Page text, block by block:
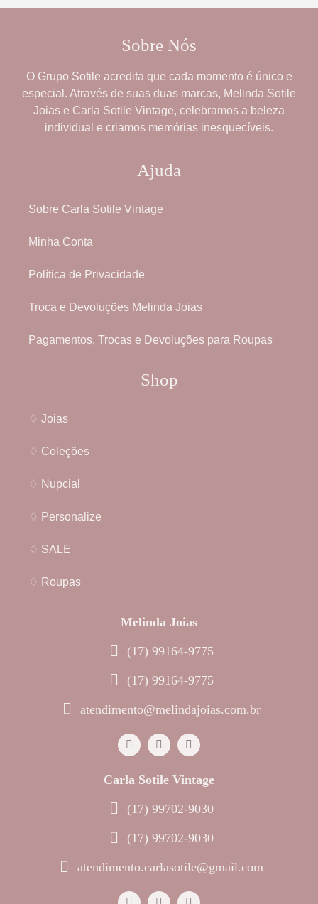
Sobre Nós
O Grupo Sotile acredita que cada momento é único e
especial. Através de suas duas marcas, Melinda Sotile
Joias e Carla Sotile Vintage, celebramos a beleza
individual e criamos memórias inesquecíveis.
Ajuda
Sobre Carla Sotile Vintage
Minha Conta
Política de Privacidade
Troca e Devoluções Melinda Joias
Pagamentos, Trocas e Devoluções para Roupas
Shop
♢ Joias
♢ Coleções
♢ Nupcial
♢ Personalize
♢ SALE
♢ Roupas
Melinda Joias
(17) 99164-9775
(17) 99164-9775
atendimento@melindajoias.com.br
Carla Sotile Vintage
(17) 99702-9030
(17) 99702-9030
atendimento.carlasotile@gmail.com